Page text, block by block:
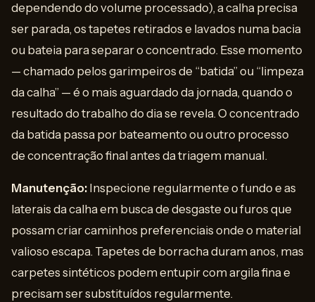
dependendo do volume processado), a calha precisa
ser parada, os tapetes retirados e lavados numa bacia
ou bateia para separar o concentrado. Esse momento
— chamado pelos garimpeiros de “batida” ou “limpeza
da calha” — é o mais aguardado da jornada, quando o
resultado do trabalho do dia se revela. O concentrado
da batida passa por bateamento ou outro processo
de concentração final antes da triagem manual.
Manutenção: Inspecione regularmente o fundo e as
laterais da calha em busca de desgaste ou furos que
possam criar caminhos preferenciais onde o material
valioso escapa. Tapetes de borracha duram anos, mas
carpetes sintéticos podem entupir com argila fina e
precisam ser substituídos regularmente.